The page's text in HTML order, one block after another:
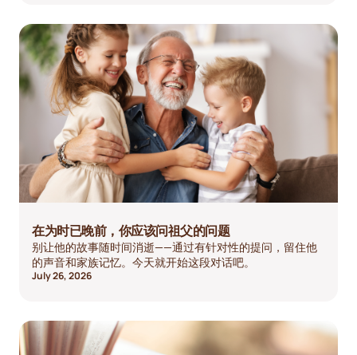
在为时已晚前，你应该问祖父的问题
别让他的故事随时间消逝——通过有针对性的提问，留住他
的声音和家族记忆。今天就开始这段对话吧。
July 26, 2026